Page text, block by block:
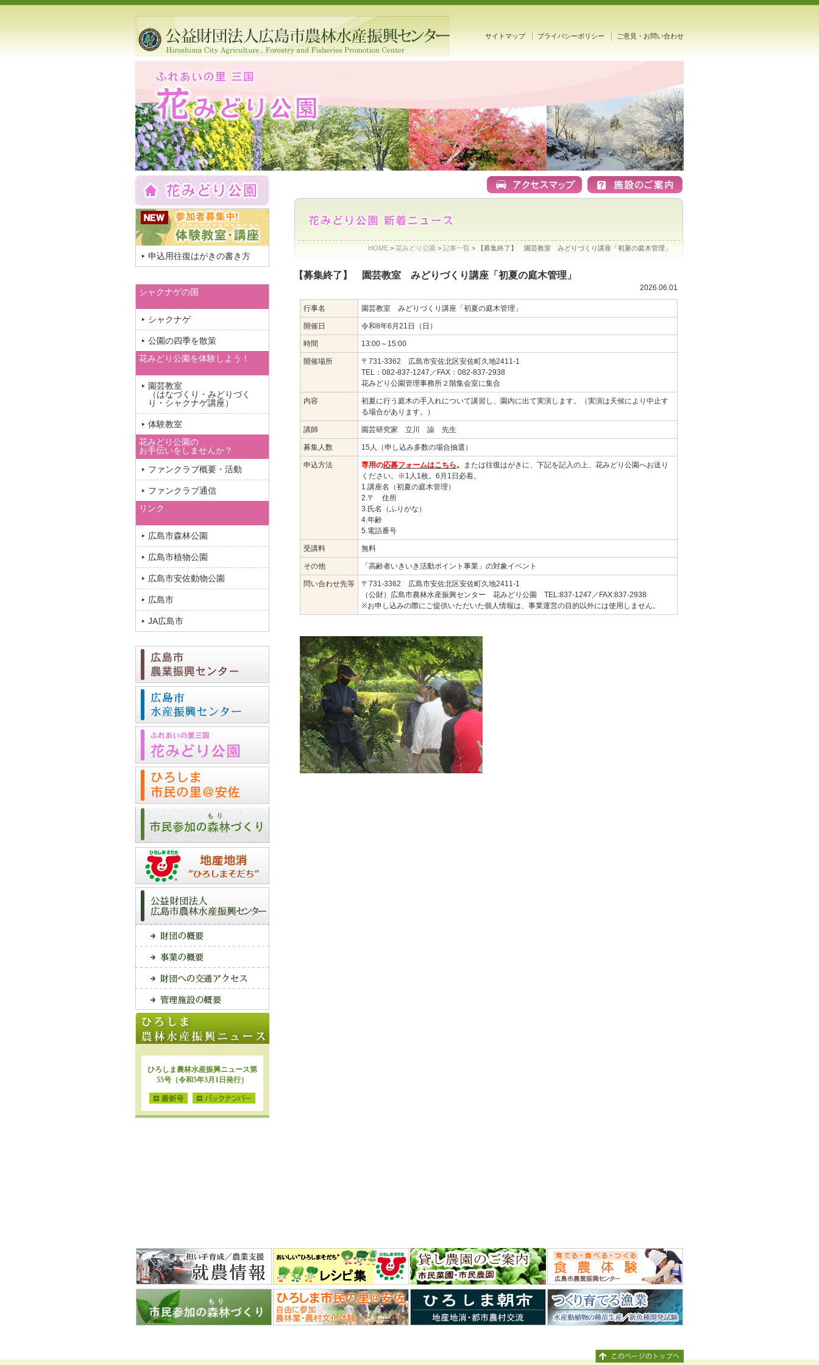
サイトマップ プライバシーポリシー ご意見・お問い合わせ
HOME > 花みどり公園 > 記事一覧 > 【募集終了】 園芸教室 みどりづくり講座「初夏の庭木管理」
【募集終了】 園芸教室 みどりづくり講座「初夏の庭木管理」
2026.06.01
行事名 園芸教室 みどりづくり講座「初夏の庭木管理」
開催日 令和8年6月21日（日）
時間 13:00～15:00
開催場所
〒731-3362 広島市安佐北区安佐町久地2411-1
TEL：082-837-1247／FAX：082-837-2938
花みどり公園管理事務所２階集会室に集合
内容
初夏に行う庭木の手入れについて講習し、園内に出て実演します。（実演は天候により中止す
る場合があります。）
講師 園芸研究家 立川 諭 先生
募集人数 15人（申し込み多数の場合抽選）
申込方法 専用の応募フォームはこちら。
または往復はがきに、下記を記入の上、花みどり公園へお送り
ください。※1人1枚。6月1日必着。
1.講座名（初夏の庭木管理）
2.〒 住所
3.氏名（ふりがな）
4.年齢
5.電話番号
受講料 無料
その他 「高齢者いきいき活動ポイント事業」の対象イベント
問い合わせ先等
〒731-3362 広島市安佐北区安佐町久地2411-1
（公財）広島市農林水産振興センター 花みどり公園 TEL:837-1247／FAX:837-2938
※お申し込みの際にご提供いただいた個人情報は、事業運営の目的以外には使用しません。
申込用往復はがきの書き方
シャクナゲの国
シャクナゲ
公園の四季を散策
花みどり公園を体験しよう！
園芸教室
（はなづくり・みどりづく
り・シャクナゲ講座）
体験教室
花みどり公園の
お手伝いをしませんか？
ファンクラブ概要・活動
ファンクラブ通信
リンク
広島市森林公園
広島市植物公園
広島市安佐動物公園
広島市
JA広島市